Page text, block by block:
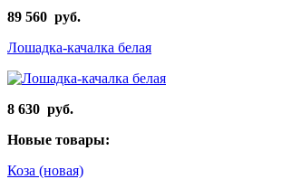
89 560 руб.
Лошадка-качалка белая
8 630 руб.
Новые товары:
Коза (новая)